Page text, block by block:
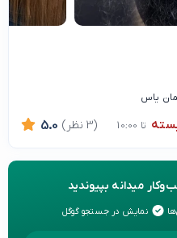
یاس
تا 10:00 5.0 (3 نظر)
میدانه بپیوندید
نمایش در جستجو گوگل